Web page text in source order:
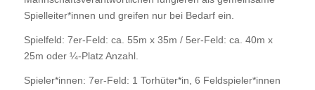
Spielleiter*innen und greifen nur bei Bedarf ein.
Spielfeld: 7er-Feld: ca. 55m x 35m / 5er-Feld: ca. 40m x
25m oder ¼-Platz Anzahl.
Spieler*innen: 7er-Feld: 1 Torhüter*in, 6 Feldspieler*innen